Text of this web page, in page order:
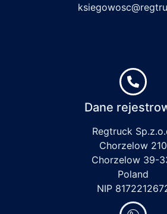
Dane
Regtruck
Chorzelow 210
Chorzelow 39-
Poland
NIP